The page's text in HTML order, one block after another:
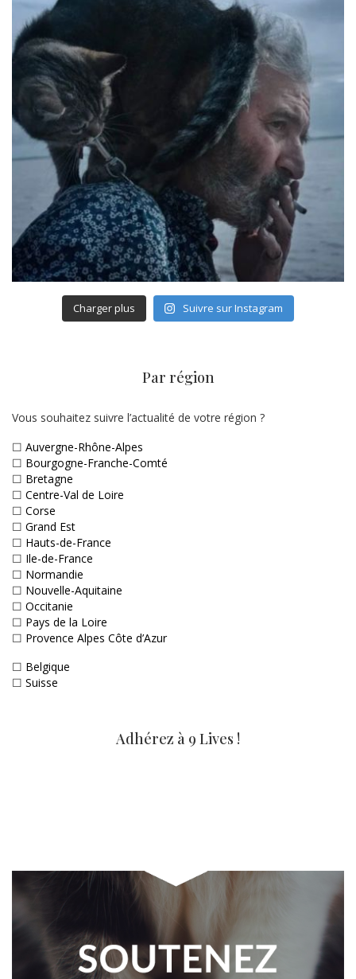
Charger plus Suivre sur Instagram
Par région
Vous souhaitez suivre l’actualité de votre région ?
☐ Auvergne-Rhône-Alpes
☐ Bourgogne-Franche-Comté
☐ Bretagne
☐ Centre-Val de Loire
☐ Corse
☐ Grand Est
☐ Hauts-de-France
☐ Ile-de-France
☐ Normandie
☐ Nouvelle-Aquitaine
☐ Occitanie
☐ Pays de la Loire
☐ Provence Alpes Côte d’Azur
☐ Belgique
☐ Suisse
Adhérez à 9 Lives !